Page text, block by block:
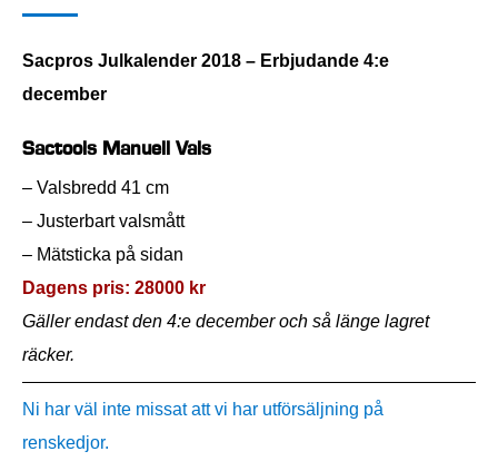
Sacpros Julkalender 2018 – Erbjudande 4:e
december
Sactools Manuell Vals
– Valsbredd 41 cm
– Justerbart valsmått
– Mätsticka på sidan
Dagens pris: 28000 kr
Gäller endast den 4:e december och så länge lagret
räcker.
Ni har väl inte missat att vi har utförsäljning på
renskedjor.